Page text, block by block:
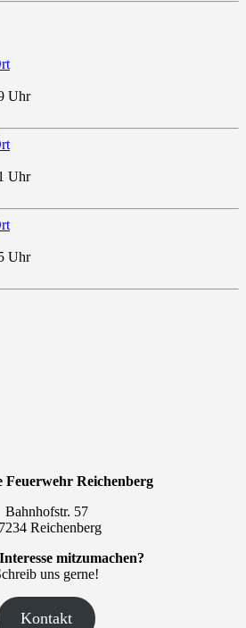
Uhr
Uhr
Uhr
Feuerwehr Reichenberg
Bahnhofstr. 57
Reichenberg
mitzumachen?
uns gerne!
Kontakt